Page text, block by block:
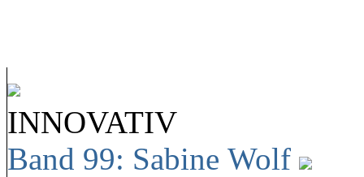
INNOVATIV
Band 99: Sabine Wolf